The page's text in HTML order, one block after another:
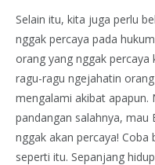
Selain itu, kita juga perlu
nggak percaya pada
orang yang nggak
ragu-ragu ngejahatin
mengalami akibat apapun.
pandangan salahnya, mau
nggak akan percaya!
seperti itu. Sepanjang